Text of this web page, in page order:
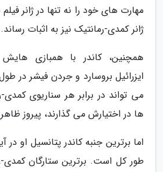
مهارت های خود را نه تنها در ژانر
ژانر کمدی-رمانتیک نیز به اثبات رساند.
همچنین، کاندر با همبازی هایش
ایزرائیل بروسارد و جردن فیشر در
می تواند در برابر هر سناریوی
ها در اختیارش می گذارند، پیروز
اما برترین جنبه کاندر پتانسیل او در
طور کل است. برترین ستارگان کمدی-